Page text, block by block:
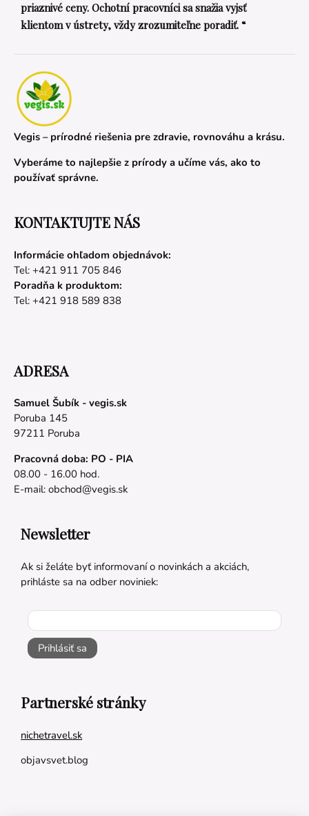
priaznivé ceny. Ochotní pracovníci sa snažia vyjsť
klientom v ústrety, vždy zrozumiteľne poradiť. “
Vegis – prírodné riešenia pre zdravie, rovnováhu a krásu.
Vyberáme to najlepšie z prírody a učíme vás, ako to
používať správne.
KONTAKTUJTE NÁS
Informácie ohľadom objednávok:
Tel: +421 911 705 846
Poradňa k produktom:
Tel: +421 918 589 838
ADRESA
Samuel Šubík - vegis.sk
Poruba 145
97211 Poruba
Pracovná doba: PO - PIA
08.00 - 16.00 hod.
E-mail: obchod@vegis.sk
Newsletter
Ak si želáte byť informovaní o novinkách a akciách,
prihláste sa na odber noviniek:
Prihlásiť sa
Partnerské stránky
nichetravel.sk
objavsvet.blog